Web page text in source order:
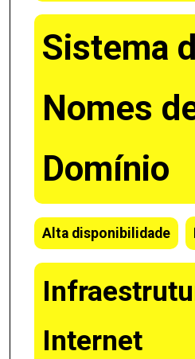
Sistema
Nomes
Domínio
Alta disponibilidade
Internet